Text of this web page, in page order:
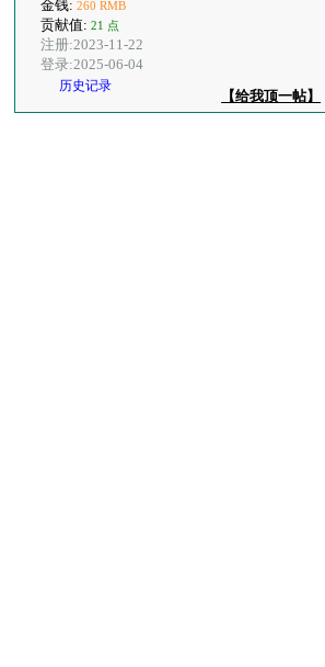
金钱:260 RMB
贡献值:21 点
注册:2023-11-22
登录:2025-06-04
历史记录
【给我顶一帖】